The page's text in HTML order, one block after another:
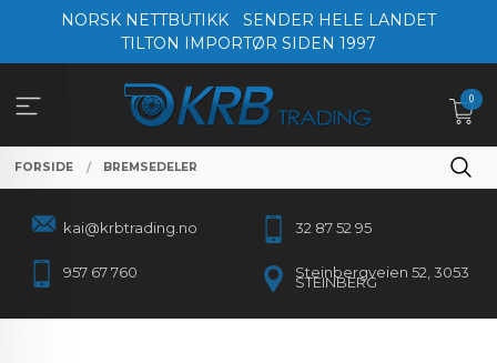
NORSK NETTBUTIKK
SENDER HELE LANDET
TILTON IMPORTØR SIDEN 1997
0
FORSIDE BREMSEDELER
kai@krbtrading.no 32 87 52 95
957 67 760 Steinbergveien 52, 3053
STEINBERG